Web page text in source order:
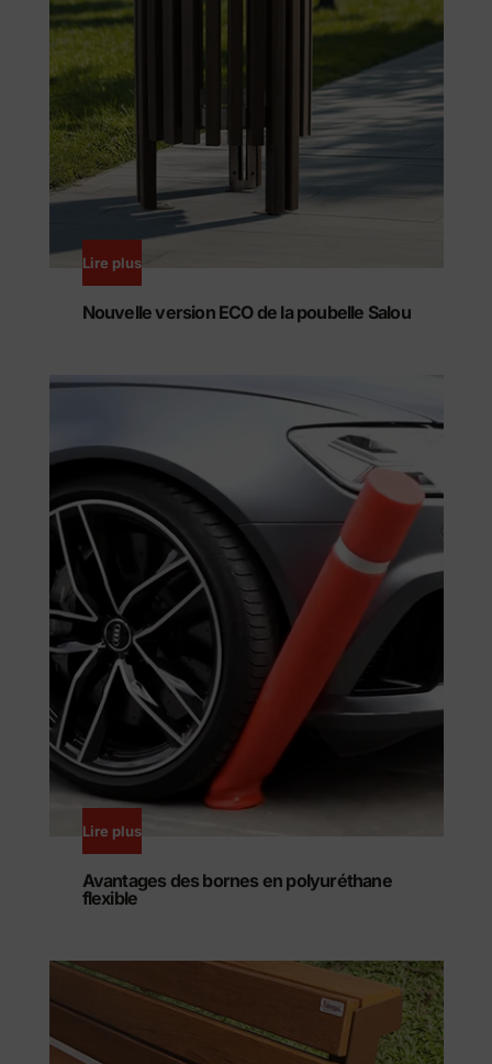
Lire plus
Nouvelle version ECO de la poubelle Salou
Lire plus
Avantages des bornes en polyuréthane
flexible